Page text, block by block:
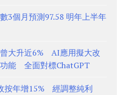
3個月預測97.58 明年上半年
大升近6% AI應用擬大改
能 全面對標ChatGPT
按年增15% 經調整純利